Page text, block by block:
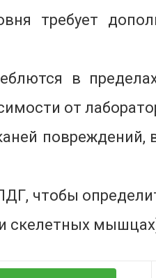
требует
в
от
повреждений,
чтобы
скелетных